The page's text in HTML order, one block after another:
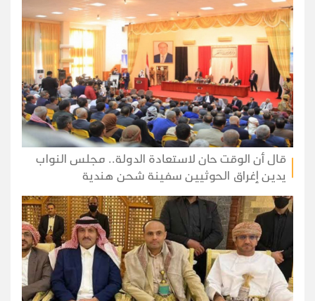
قال أن الوقت حان لاستعادة الدولة.. مجلس النواب
يدين إغراق الحوثيين سفينة شحن هندية